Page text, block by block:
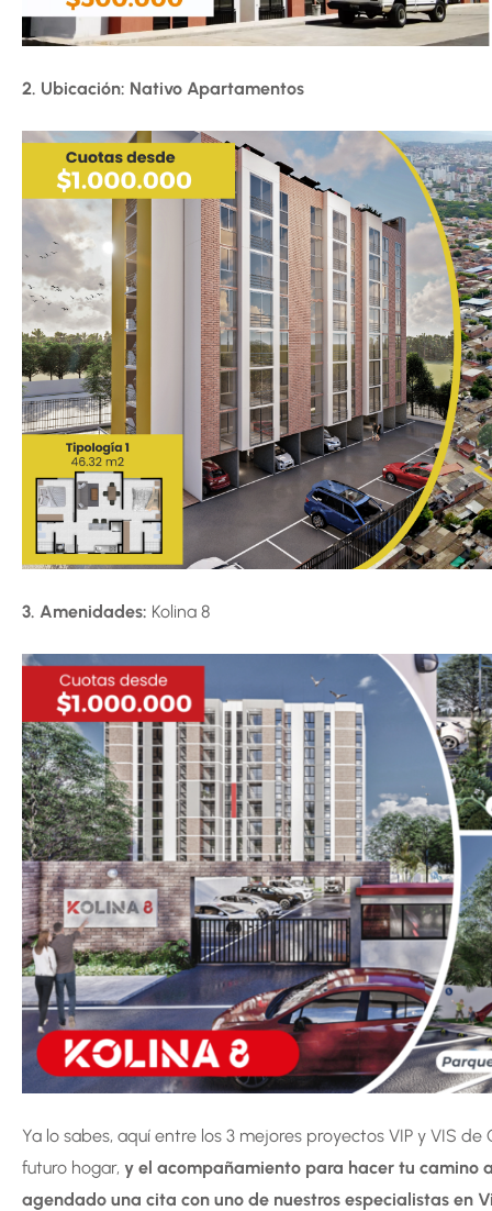
2. Ubicación: Nativo Apartamentos
3. Amenidades: Kolina 8
Ya lo sabes, aquí entre los 3 mejores proyectos VIP y VIS
futuro hogar, y el acompañamiento para hacer tu camino
agendado una cita con uno de nuestros especialistas en